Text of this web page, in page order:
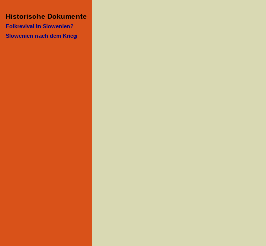
Historische Dokumente
Folkrevival in Slowenien?
Slowenien nach dem Krieg